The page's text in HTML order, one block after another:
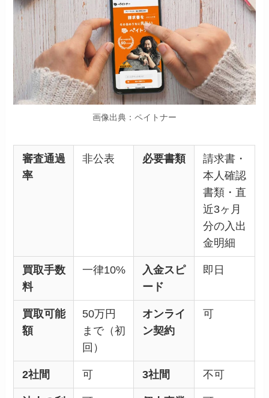
画像出典：ペイトナー
審査通過
率
非公表 必要書類
請求書・
本人確認
書類・直
近3ヶ月
分の入出
金明細
買取手数
料
一律10%
入金スピ
ード
即日
買取可能
額
50万円
まで（初
回）
オンライ
ン契約
可
2社間 可 3社間 不可